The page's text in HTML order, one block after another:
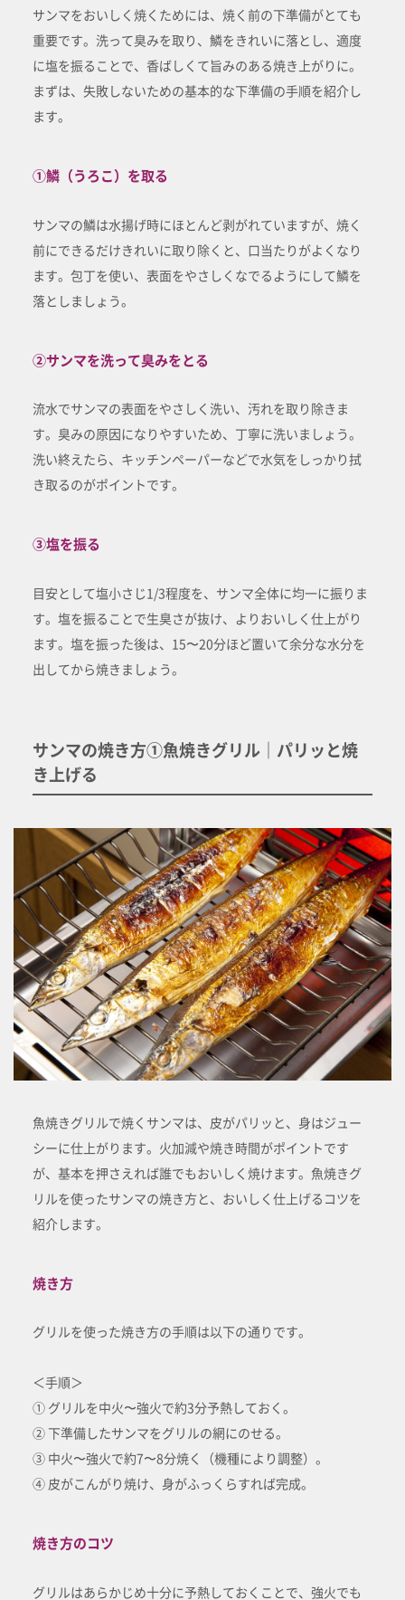
サンマをおいしく焼くためには、焼く前の下準備がとても
重要です。洗って臭みを取り、鱗をきれいに落とし、適度
に塩を振ることで、香ばしくて旨みのある焼き上がりに。
まずは、失敗しないための基本的な下準備の手順を紹介し
ます。
①鱗（うろこ）を取る
サンマの鱗は水揚げ時にほとんど剥がれていますが、焼く
前にできるだけきれいに取り除くと、口当たりがよくなり
ます。包丁を使い、表面をやさしくなでるようにして鱗を
落としましょう。
②サンマを洗って臭みをとる
流水でサンマの表面をやさしく洗い、汚れを取り除きま
す。臭みの原因になりやすいため、丁寧に洗いましょう。
洗い終えたら、キッチンペーパーなどで水気をしっかり拭
き取るのがポイントです。
③塩を振る
目安として塩小さじ1/3程度を、サンマ全体に均一に振りま
す。塩を振ることで生臭さが抜け、よりおいしく仕上がり
ます。塩を振った後は、15〜20分ほど置いて余分な水分を
出してから焼きましょう。
サンマの焼き方①魚焼きグリル｜パリッと焼
き上げる
魚焼きグリルで焼くサンマは、皮がパリッと、身はジュー
シーに仕上がります。火加減や焼き時間がポイントです
が、基本を押さえれば誰でもおいしく焼けます。魚焼きグ
リルを使ったサンマの焼き方と、おいしく仕上げるコツを
紹介します。
焼き方
グリルを使った焼き方の手順は以下の通りです。
＜手順＞
① グリルを中火〜強火で約3分予熱しておく。
② 下準備したサンマをグリルの網にのせる。
③ 中火〜強火で約7〜8分焼く（機種により調整）。
④ 皮がこんがり焼け、身がふっくらすれば完成。
焼き方のコツ
グリルはあらかじめ十分に予熱しておくことで、強火でも